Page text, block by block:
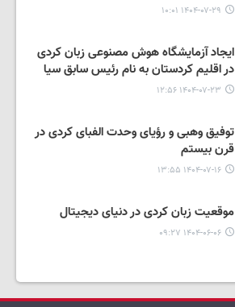
۱۴۰۴-۰۷-۲۹ ۱۰:۰۱
ایجاد آزمایشگاه هوش مصنوعی زبان کردی
در اقلیم کردستان به نام رئیس سابق سیا
۱۴۰۴-۰۷-۲۳ ۱۲:۵۶
توفیق وهبی و رؤیای وحدت الفبای کردی در
قرن بیستم
۱۴۰۴-۰۷-۱۶ ۱۳:۵۵
موقعیت زبان کردی در دنیای دیجیتال
۱۴۰۴-۰۶-۰۶ ۰۹:۲۷